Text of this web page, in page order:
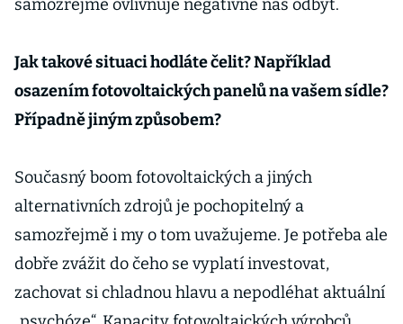
samozřejmě ovlivňuje negativně náš odbyt.
Jak takové situaci hodláte čelit? Například
osazením fotovoltaických panelů na vašem sídle?
Případně jiným způsobem?
Současný boom fotovoltaických a jiných
alternativních zdrojů je pochopitelný a
samozřejmě i my o tom uvažujeme. Je potřeba ale
dobře zvážit do čeho se vyplatí investovat,
zachovat si chladnou hlavu a nepodléhat aktuální